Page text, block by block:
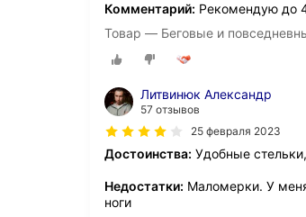
Комментарий: Рекомендую до
Товар — Беговые и
Литвинюк Александр
57 отзывов
25 февраля 2023
Достоинства: Удобные
Недостатки: Маломерки. У
ноги